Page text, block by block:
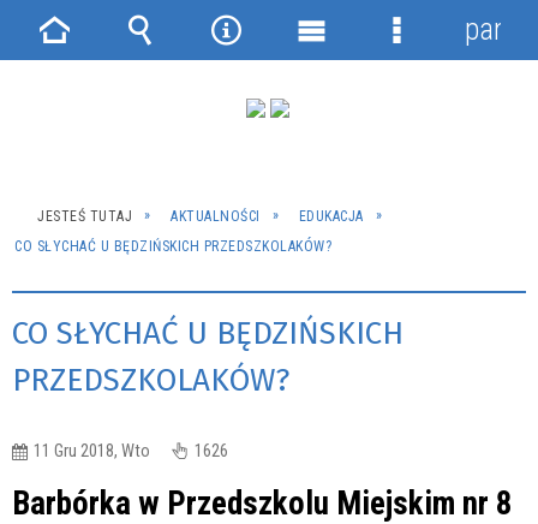
JESTEŚ TUTAJ AKTUALNOŚCI
EDUKACJA
CO SŁYCHAĆ U BĘDZIŃSKICH PRZEDSZKOLAKÓW?
CO SŁYCHAĆ U BĘDZIŃSKICH
PRZEDSZKOLAKÓW?
11 Gru 2018, Wto 1626
Barbórka w Przedszkolu Miejskim nr 8
Strona Wyszukiwarka
NarzędziaMenu
Menu
panel